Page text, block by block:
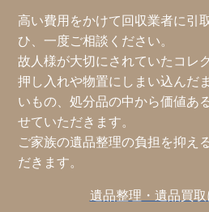
高い費用をかけて回収業者に引
ひ、一度ご相談ください。
故人様が大切にされていたコレ
押し入れや物置にしまい込んだ
いもの、処分品の中から価値あ
せていただきます。
ご家族の遺品整理の負担を抑え
だきます。
遺品整理・遺品買取